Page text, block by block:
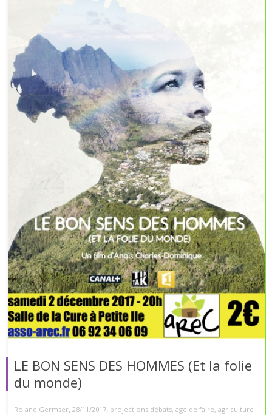
LE BON SENS DES HOMMES (Et la folie
du monde)
Roland Germser, 28/11/2017, projections débats, age de faire, agriculture